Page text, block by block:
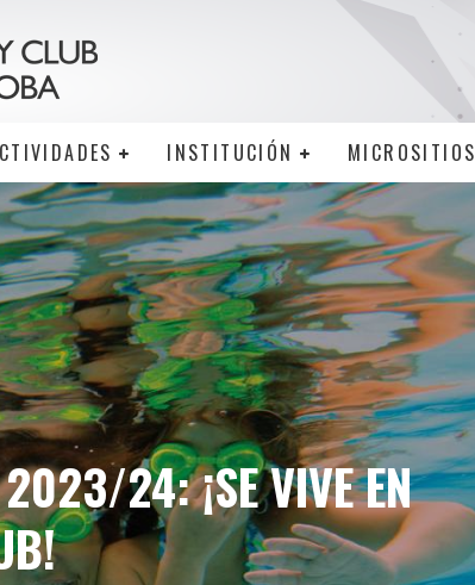
INSTITUCIÓN MICROSITIOS
24: ¡SE VIVE EN